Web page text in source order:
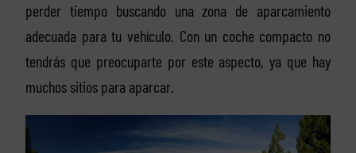
perder tiempo buscando una zona de aparcamiento
adecuada para tu vehículo. Con un coche compacto no
tendrás que preocuparte por este aspecto, ya que hay
muchos sitios para aparcar.